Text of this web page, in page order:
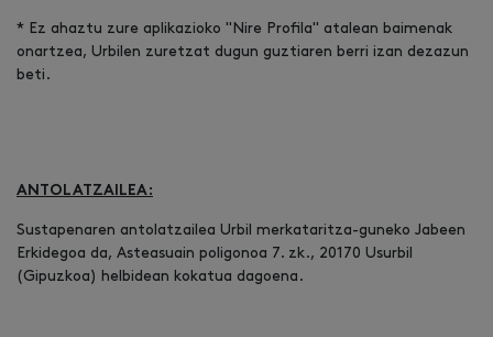
* Ez ahaztu zure aplikazioko "Nire Profila" atalean baimenak
onartzea, Urbilen zuretzat dugun guztiaren berri izan dezazun
beti.
ANTOLATZAILEA:
Sustapenaren antolatzailea Urbil merkataritza-guneko Jabeen
Erkidegoa da, Asteasuain poligonoa 7. zk., 20170 Usurbil
(Gipuzkoa) helbidean kokatua dagoena.